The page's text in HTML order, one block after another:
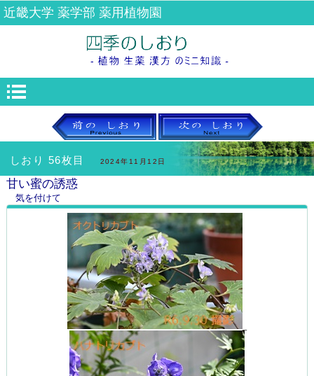
近畿大学 薬学部 薬用植物園
しおり 56枚目 2024年11月12日
甘い蜜の誘惑
気を付けて